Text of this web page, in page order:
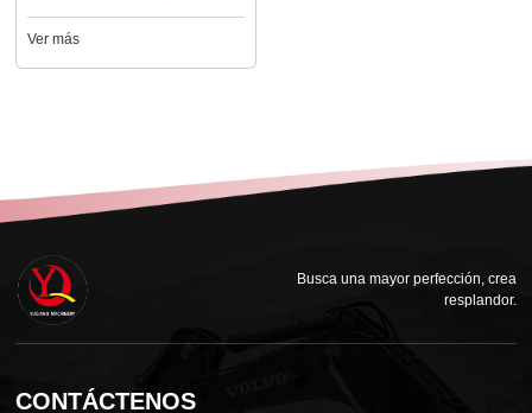
Ver más
Busca una mayor perfección, crea
resplandor.
CONTÁCTENOS